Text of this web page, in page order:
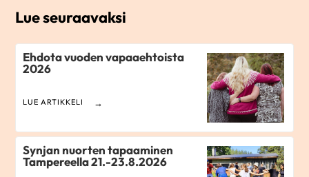
Lue seuraavaksi
Ehdota vuoden vapaaehtoista
2026
LUE ARTIKKELI
Synjan nuorten tapaaminen
Tampereella 21.-23.8.2026